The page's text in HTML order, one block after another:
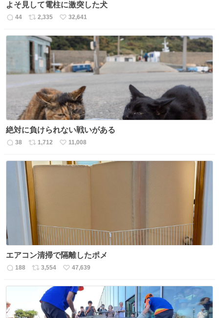
よそ見して電柱に激突した犬
返
数
44
リ
ス
ト
数
2,335
い
ね
数
32,641
絶対に負けられない戦いがある
返
38
リ
ス
ト
数
1,712
い
ね
11,008
エアコン清掃で隔離したポメ
返
188
リ
数
3,554
い
ね
数
47,639